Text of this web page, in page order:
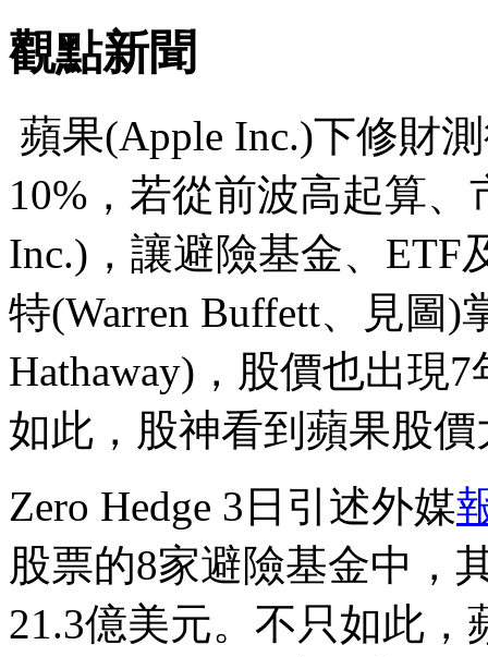
觀點新聞
蘋果(Apple Inc.)下修財
10%，若從前波高起算、
Inc.)，讓避險基金、ETF
特(Warren Buffett、見圖)
Hathaway)，股價也出現
如此，股神看到蘋果股
Zero Hedge 3日引述外媒
股票的8家避險基金中，
21.3億美元。不只如此